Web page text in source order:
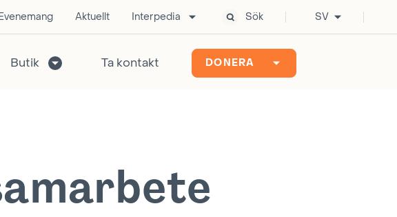
Aktuellt Interpedia Sök SV
Butik Ta kontakt DONERA